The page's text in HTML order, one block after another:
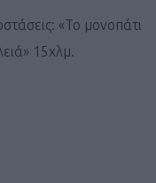
«Το μονοπάτι
15χλμ.